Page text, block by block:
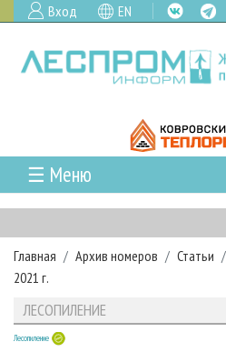
Вход EN
☰ Меню
ГЛАВНАЯ
РУБРИКИ И ТЕМЫ
РУБРИКИ ЖУРНАЛА
ЛЕСОЗАГОТОВКА
НОВОСТИ
НОВОСТИ ЛПК
ПРОЕКТЫ ЛПИ
АНАЛИТИКА
АРХИВ
Главная Архив номеров Статьи
2021 г.
ЛЕСОПИЛЕНИЕ
Лесопиление